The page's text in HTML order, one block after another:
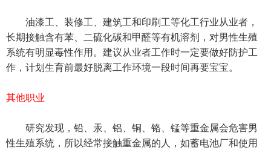
油漆工、装修工、建筑工和印刷工等化工行业从业者，
长期接触含有苯、二硫化碳和甲醛等有机溶剂，对男性生殖
系统有明显毒性作用。建议从业者工作时一定要做好防护工
作，计划生育前最好脱离工作环境一段时间再要宝宝。
其他职业
研究发现，铅、汞、铝、铜、铬、锰等重金属会危害男
性生殖系统，所以经常接触重金属的人，如蓄电池厂和使用